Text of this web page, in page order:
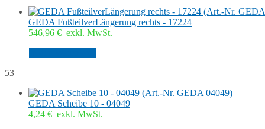
GEDA FußteilverLängerung rechts - 17224
546,96 € exkl. MwSt.
53
GEDA Scheibe 10 - 04049
4,24 € exkl. MwSt.